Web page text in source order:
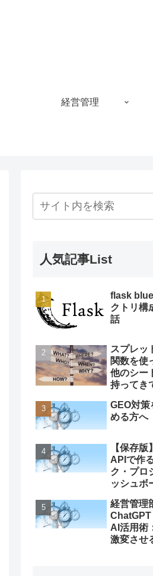
経営管理
人気記事List
flask
クトリ構
話
スプレッ
関数を
他のシー
持ってき
組み合わ
GEO対策
める方へ
【保存
APIで作
ク・プロ
ッシュボ
経営管理
AI活用術
激変させ